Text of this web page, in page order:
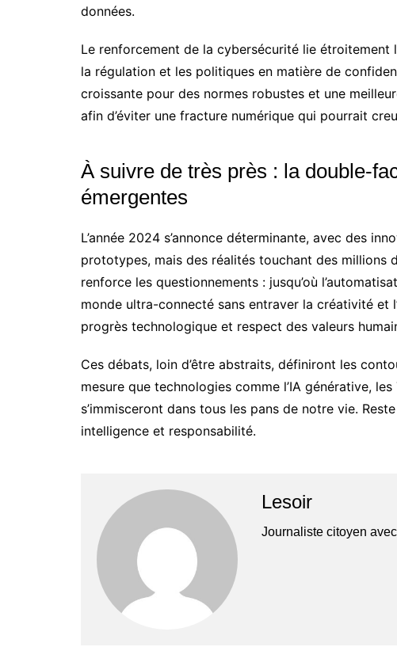
données.
Le renforcement de la cybersécurité lie
la régulation et les politiques en matière de
croissante pour des normes robustes et une
afin d’éviter une fracture numérique qui pourrait
À suivre de très près : la double-
émergentes
L’année 2024 s’annonce déterminante, avec des
prototypes, mais des réalités touchant des millions
renforce les questionnements : jusqu’où
monde ultra-connecté sans entraver la créativité et
progrès technologique et respect des valeurs
Ces débats, loin d’être abstraits, définiront les
mesure que technologies comme l’IA générative,
s’immisceront dans tous les pans de notre vie.
intelligence et responsabilité.
Lesoir
Journaliste citoyen